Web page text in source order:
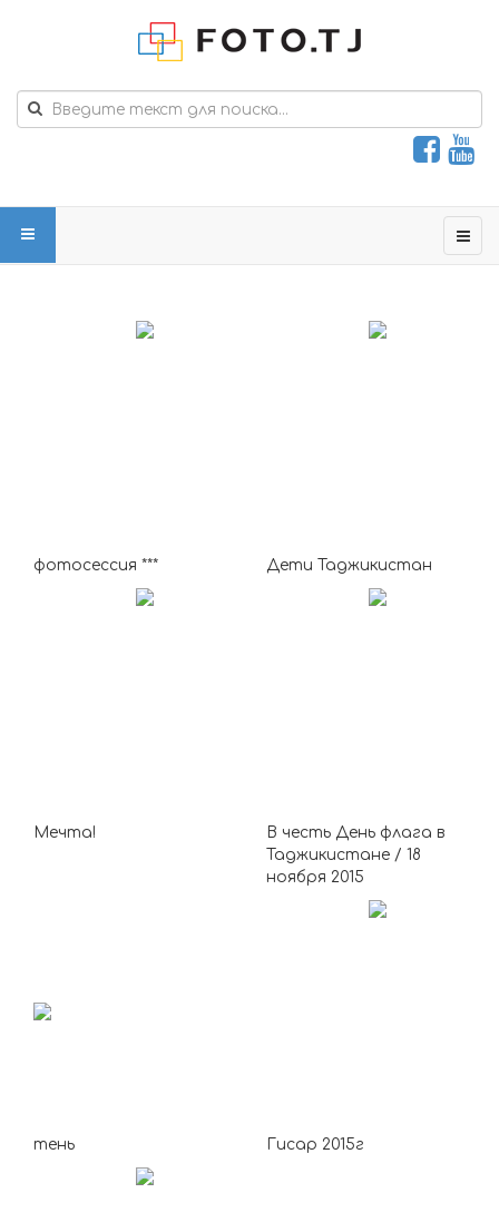
фотосессия *** Дети Таджикистан
Мечта!
В честь День флага в
Таджикистанe / 18
ноября 2015
тень Гисар 2015г